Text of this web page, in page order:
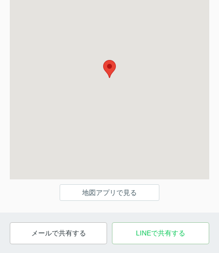
地図アプリで見る
メールで共有する LINEで共有する